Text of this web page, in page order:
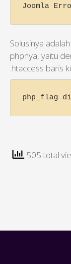
Joomla
Solusinya
phpnya, yaitu
.htaccess baris
php_flag
505 total